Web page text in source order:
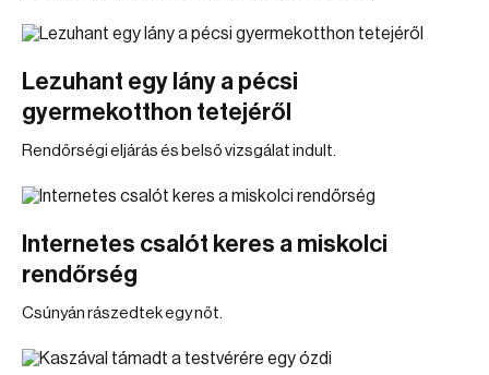
Lezuhant egy lány a pécsi
gyermekotthon tetejéről
Rendőrségi eljárás és belső vizsgálat indult.
Internetes csalót keres a miskolci
rendőrség
Csúnyán rászedtek egy nőt.